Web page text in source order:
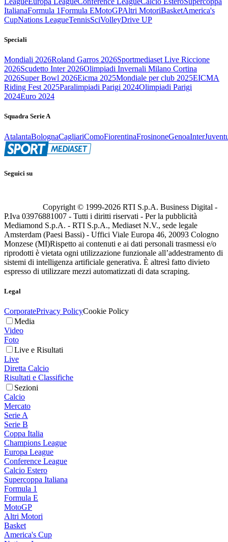
ItalianaFormula 1Formula EMotoGPAltri MotoriBasketAmerica's
CupNations LeagueTennisSciVolleyDrive UP
Speciali
Mondiali 2026Roland Garros 2026Sportmediaset Live Riccione
2026Scudetto Inter 2026Olimpiadi Invernali Milano Cortina
2026Super Bowl 2026Eicma 2025Mondiale per club 2025EICMA
Riding Fest 2025Paralimpiadi Parigi 2024Olimpiadi Parigi
2024Euro 2024
Squadra Serie A
AtalantaBolognaCagliariComoFiorentinaFrosinoneGenoaInter
Seguici su
Copyright © 1999-2026 RTI S.p.A. Business Digital -
P.Iva 03976881007 - Tutti i diritti riservati - Per la pubblicità
Mediamond S.p.A. - RTI S.p.A., Mediaset N.V., sede legale
Amsterdam (Paesi Bassi) - Uffici Viale Europa 46, 20093 Cologno
Monzese (MI)Rispetto ai contenuti e ai dati personali trasmessi e/o
riprodotti è vietata ogni utilizzazione funzionale all’addestramento di
sistemi di intelligenza artificiale generativa. È altresì fatto divieto
espresso di utilizzare mezzi automatizzati di data scraping.
Legal
CorporatePrivacy PolicyCookie Policy
Media
Video
Foto
Live e Risultati
Live
Diretta Calcio
Risultati e Classifiche
Sezioni
Calcio
Mercato
Serie A
Serie B
Coppa Italia
Champions League
Europa League
Conference League
Calcio Estero
Supercoppa Italiana
Formula 1
Formula E
MotoGP
Altri Motori
Basket
America's Cup